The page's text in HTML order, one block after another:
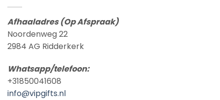
Afhaaladres (Op Afspraak)
Noordenweg 22
2984 AG Ridderkerk
Whatsapp/telefoon:
+31850041608
info@vipgifts.nl